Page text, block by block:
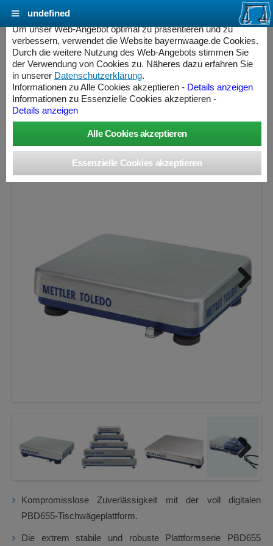
METTLER-TOLEDO PBD655-A12 Digitale
Tischwägeplattform Hochleistung
Wägebereich: 12 kg, Ablesbarkeit: 0,2 g, Eichschritt: 2 g,
eichfähig
Next
Next
Kompromisslose Zuverlässigkeit mit der voll digitalen
PBD655-Tischwägeplattform.
Die extrem stabile und robuste Plattformserie PBD655
Cookie Einstellungen - bayernwaage.de
Um unser Web-Angebot optimal zu präsentieren und zu
verbessern, verwendet die Website bayernwaage.de Cookies.
Durch die weitere Nutzung des Web-Angebots stimmen Sie
der Verwendung von Cookies zu. Näheres dazu erfahren Sie
in unserer Datenschutzerklärung.
Informationen zu Alle Cookies akzeptieren - Details anzeigen
Informationen zu Essenzielle Cookies akzeptieren -
Details anzeigen
undefined